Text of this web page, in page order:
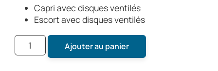
Capri avec disques ventilés
Escort avec disques ventilés
Ajouter au panier